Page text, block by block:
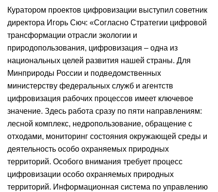
Куратором проектов цифровизации выступил советник
директора Игорь Сюч: «Согласно Стратегии цифровой
трансформации отрасли экологии и
природопользования, цифровизация – одна из
национальных целей развития нашей страны. Для
Минприроды России и подведомственных
министерству федеральных служб и агентств
цифровизация рабочих процессов имеет ключевое
значение. Здесь работа сразу по пяти направлениям:
лесной комплекс, недропользование, обращение с
отходами, мониторинг состояния окружающей среды и
деятельность особо охраняемых природных
территорий. Особого внимания требует процесс
цифровизации особо охраняемых природных
территорий. Информационная система по управлению